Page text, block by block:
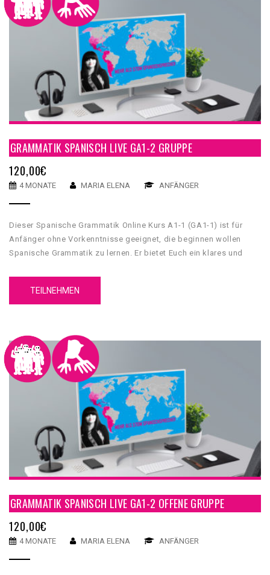
GRAMMATIK SPANISCH LIVE GA1-2 GRUPPE
120,00€
4 MONATE MARIA ELENA ANFÄNGER
Dieser Spanische Grammatik Online Kurs A1-1 (GA1-1) ist für
Anfänger ohne Vorkenntnisse geeignet, die beginnen wollen
Spanische Grammatik zu lernen. Er bietet Euch ein klares und
Unser GA1-1 Spanische Grammatik Online Kurs A1-1 hat 5
TEILNEHMEN
GRAMMATIK SPANISCH LIVE GA1-2 OFFENE GRUPPE
120,00€
4 MONATE MARIA ELENA ANFÄNGER